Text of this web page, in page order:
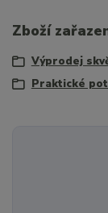
Zboží
Výprodej
Praktické